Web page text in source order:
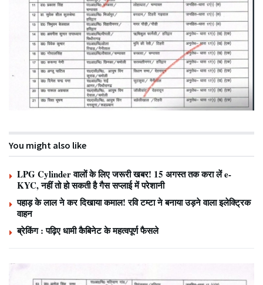
You might also like
LPG Cylinder वालों के लिए जरूरी खबर! 15 अगस्त तक करा लें e-
KYC, नहीं तो हो सकती है गैस सप्लाई में परेशानी
पहाड़ के लाल ने कर दिखाया कमाल! रवि टम्टा ने बनाया उड़ने वाला इलेक्ट्रिक
वाहन
ब्रेकिंग : पढ़िए धामी कैबिनेट के महत्वपूर्ण फैसले